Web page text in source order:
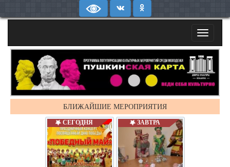
Toggle
БЛИЖАЙШИЕ МЕРОПРИЯТИЯ
СЕГОДНЯ ЗАВТРА